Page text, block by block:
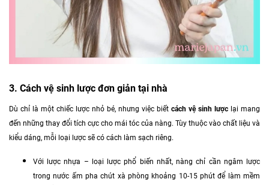
3. Cách vệ sinh lược đơn giản tại nhà
Dù chỉ là một chiếc lược nhỏ bé, nhưng việc biết cách vệ sinh lược lại mang
đến những thay đổi tích cực cho mái tóc của nàng. Tùy thuộc vào chất liệu và
kiểu dáng, mỗi loại lược sẽ có cách làm sạch riêng.
Với lược nhựa – loại lược phổ biến nhất, nàng chỉ cần ngâm lược
trong nước ấm pha chút xà phòng khoảng 10-15 phút để làm mềm